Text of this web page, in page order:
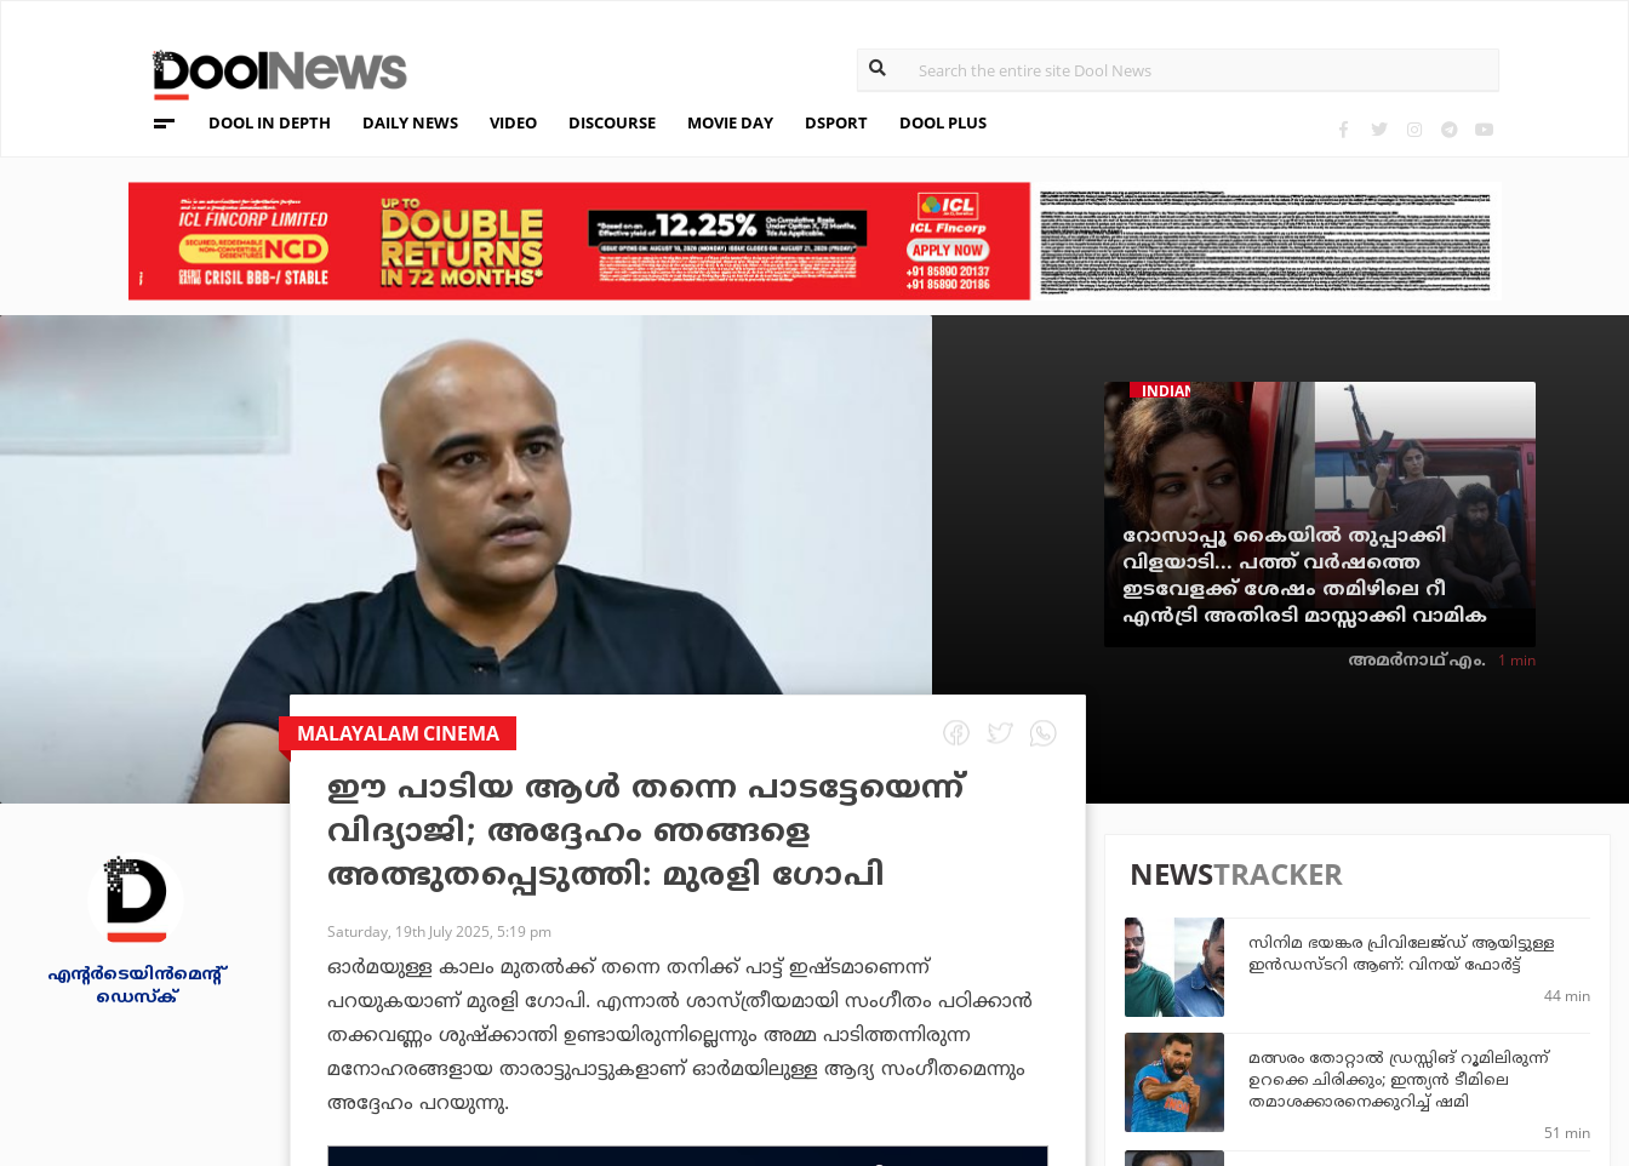
DOOL IN DEPTH DAILY NEWS VIDEO DISCOURSE MOVIE DAY DSPORT DOOL PLUS
INDIAN CINEMA
റോസാപ്പൂ കൈയില്‍ തുപ്പാക്കി
വിളയാടി... പത്ത് വര്‍ഷത്തെ
ഇടവേളക്ക് ശേഷം തമിഴിലെ റീ
എന്‍ട്രി അതിരടി മാസ്സാക്കി വാമിക
അമര്‍നാഥ് എം. 1 min
എന്റര്‍ടെയിന്‍മെന്റ്
ഡെസ്‌ക്
MALAYALAM CINEMA
ഈ പാടിയ ആള്‍ തന്നെ പാടട്ടേയെന്ന്
വിദ്യാജി; അദ്ദേഹം ഞങ്ങളെ
അത്ഭുതപ്പെടുത്തി: മുരളി ഗോപി
Saturday, 19th July 2025, 5:19 pm
ഓര്‍മയുള്ള കാലം മുതല്‍ക്ക് തന്നെ തനിക്ക് പാട്ട് ഇഷ്ടമാണെന്ന്
പറയുകയാണ് മുരളി ഗോപി. എന്നാല്‍ ശാസ്ത്രീയമായി സംഗീതം പഠിക്കാന്‍
തക്കവണ്ണം ശുഷ്‌ക്കാന്തി ഉണ്ടായിരുന്നില്ലെന്നും അമ്മ പാടിത്തന്നിരുന്ന
മനോഹരങ്ങളായ താരാട്ടുപാട്ടുകളാണ് ഓര്‍മയിലുള്ള ആദ്യ സംഗീതമെന്നും
അദ്ദേഹം പറയുന്നു.
NEWSTRACKER
സിനിമ ഭയങ്കര പ്രിവിലേജ്ഡ് ആയിട്ടുള്ള
ഇൻഡസ്ടറി ആണ്: വിനയ് ഫോർട്ട്
44 min
മത്സരം തോറ്റാല്‍ ഡ്രസ്സിങ് റൂമിലിരുന്ന്
ഉറക്കെ ചിരിക്കും; ഇന്ത്യന്‍ ടീമിലെ
തമാശക്കാരനെക്കുറിച്ച് ഷമി
51 min